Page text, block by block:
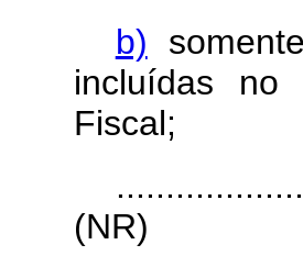
b)
incluídas no
Fiscal;
(NR)